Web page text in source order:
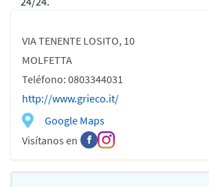
VIA TENENTE LOSITO, 10
MOLFETTA
Teléfono: 0803344031
http://www.grieco.it/
Google Maps
Visítanos en